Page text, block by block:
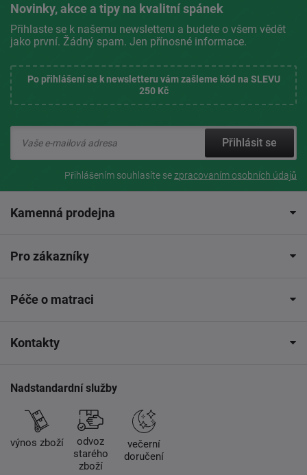
Novinky, akce a tipy na kvalitní spánek
Přihlaste se k našemu newsletteru a budete o všem vědět
jako první. Žádný spam. Jen přínosné informace.
Po přihlášení se k newsletteru vám zašleme kód na SLEVU
250 Kč
Přihlásit se
Přihlášením souhlasíte sezpracovaním osobních údajů
Kamenná prodejna
Pro zákazníky
Péče o matraci
Kontakty
Nadstandardní služby
výnos zboží
odvoz
starého
zboží
večerní
doručení